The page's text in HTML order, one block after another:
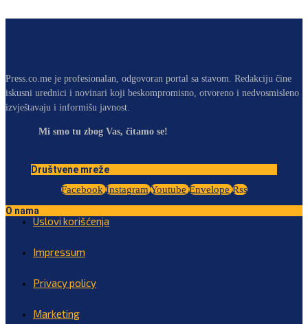
Press.co.me je profesionalan, odgovoran portal sa stavom. Redakciju čine
iskusni urednici i novinari koji beskompromisno, otvoreno i nedvosmisleno
izvještavaju i informišu javnost.
Mi smo tu zbog Vas, čitamo se!
Društvene mreže
Facebook Instagram Youtube Envelope Rss
O nama
Uslovi korišćenja
Impressum
Privacy policy
Marketing